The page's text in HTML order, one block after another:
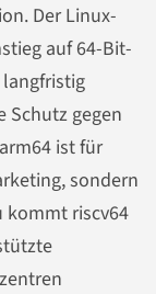
Der Linux-
auf 64-Bit-
Schutz gegen
ist für
sondern
kommt riscv64